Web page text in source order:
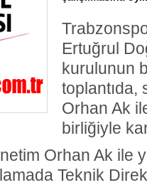
Ertuğrul
kurulunun
toplantıda,
Orhan Ak
birliğiyle
Orhan Ak ile
Teknik